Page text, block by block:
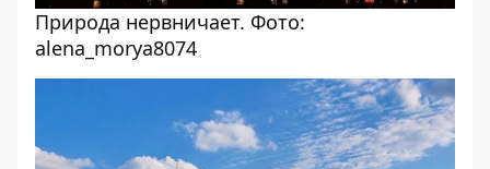
Природа нервничает. Фото:
alena_morya8074